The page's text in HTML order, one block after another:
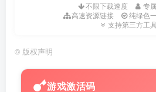
不限下载速度 专
高速资源链接
纯绿色
支持第三方工
© 版权声明
游戏激活码